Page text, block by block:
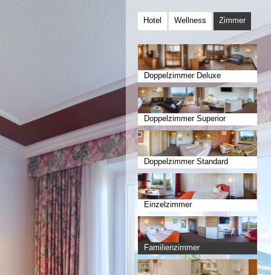
Hotel Wellness Zimmer
Doppelzimmer Deluxe
Doppelzimmer Superior
Doppelzimmer Standard
Einzelzimmer
Familienzimmer